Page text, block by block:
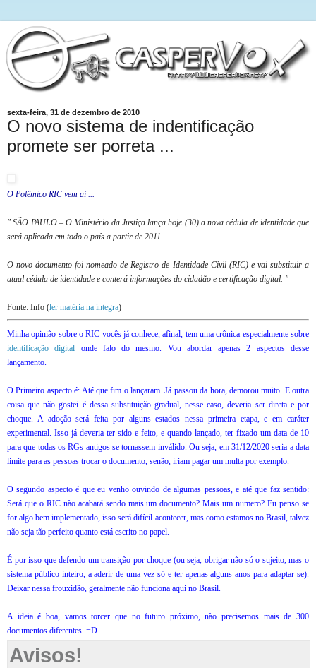
sexta-feira, 31 de dezembro de 2010
O novo sistema de indentificação
promete ser porreta ...
O Polêmico RIC vem aí ...
" SÃO PAULO – O Ministério da Justiça lança hoje (30) a nova cédula de identidade que
será aplicada em todo o país a partir de 2011.
O novo documento foi nomeado de Registro de Identidade Civil (RIC) e vai substituir a
atual cédula de identidade e conterá informações do cidadão e certificação digital. "
Fonte: Info (ler matéria na íntegra)
Minha opinião sobre o RIC vocês já conhece, afinal, tem uma crônica especialmente sobre
identificação digital onde falo do mesmo. Vou abordar apenas 2 aspectos desse
lançamento.
O Primeiro aspecto é: Até que fim o lançaram. Já passou da hora, demorou muito. E outra
coisa que não gostei é dessa substituição gradual, nesse caso, deveria ser direta e por
choque. A adoção será feita por alguns estados nessa primeira etapa, e em caráter
experimental. Isso já deveria ter sido e feito, e quando lançado, ter fixado um data de 10
para que todas os RGs antigos se tornassem inválido. Ou seja, em 31/12/2020 seria a data
limite para as pessoas trocar o documento, senão, iriam pagar um multa por exemplo.
O segundo aspecto é que eu venho ouvindo de algumas pessoas, e até que faz sentido:
Será que o RIC não acabará sendo mais um documento? Mais um numero? Eu penso se
for algo bem implementado, isso será difícil acontecer, mas como estamos no Brasil, talvez
não seja tão perfeito quanto está escrito no papel.
É por isso que defendo um transição por choque (ou seja, obrigar não só o sujeito, mas o
sistema público inteiro, a aderir de uma vez só e ter apenas alguns anos para adaptar-se).
Deixar nessa frouxidão, geralmente não funciona aqui no Brasil.
A ideia é boa, vamos torcer que no futuro próximo, não precisemos mais de 300
documentos diferentes. =D
Avisos!